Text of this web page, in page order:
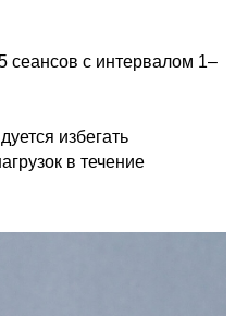
сеансов с интервалом 1–
избегать
в течение